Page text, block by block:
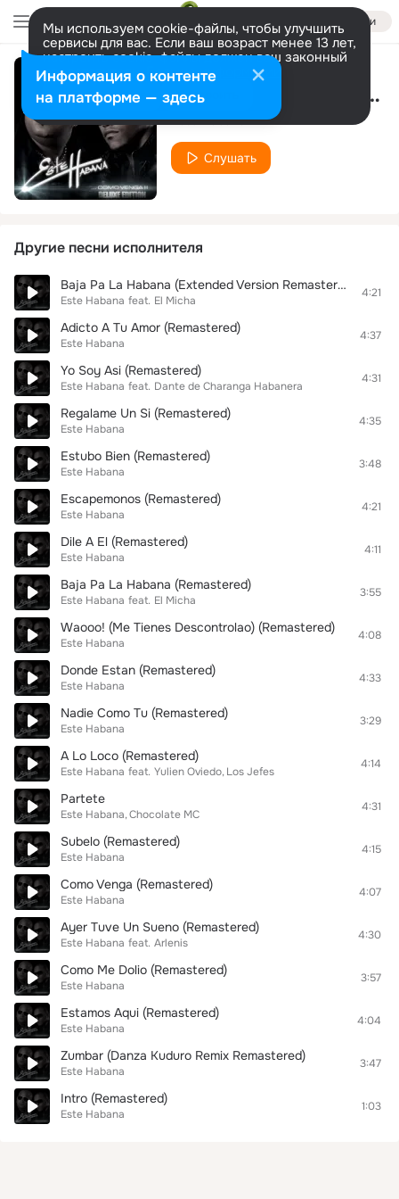
Войти
Мы используем cookie-файлы, чтобы улучшить
сервисы для вас. Если ваш возраст менее 13 лет,
настроить cookie-файлы должен ваш законный
представитель. Больше информации
Разрешить все Настроить Waooo! (Me Tienes Descontrolao)
Este Habana
Слушать
Другие песни исполнителя
Baja Pa La Habana (Extended Version Remastered)
Este Habana feat. El Micha
4:21
Adicto A Tu Amor (Remastered)
Este Habana
4:37
Yo Soy Asi (Remastered)
Este Habana feat. Dante de Charanga Habanera
4:31
Regalame Un Si (Remastered)
Este Habana
4:35
Estubo Bien (Remastered)
Este Habana
3:48
Escapemonos (Remastered)
Este Habana
4:21
Dile A El (Remastered)
Este Habana
4:11
Baja Pa La Habana (Remastered)
Este Habana feat. El Micha
3:55
Waooo! (Me Tienes Descontrolao) (Remastered)
Este Habana
4:08
Donde Estan (Remastered)
Este Habana
4:33
Nadie Como Tu (Remastered)
Este Habana
3:29
A Lo Loco (Remastered)
Este Habana feat. Yulien Oviedo Los Jefes
4:14
Partete
Este Habana Chocolate MC
4:31
Subelo (Remastered)
Este Habana
4:15
Como Venga (Remastered)
Este Habana
4:07
Ayer Tuve Un Sueno (Remastered)
Este Habana feat. Arlenis
4:30
Como Me Dolio (Remastered)
Este Habana
3:57
Estamos Aqui (Remastered)
Este Habana
4:04
Zumbar (Danza Kuduro Remix Remastered)
Este Habana
3:47
Intro (Remastered)
Este Habana
1:03
Информация о контенте
на платформе — здесь